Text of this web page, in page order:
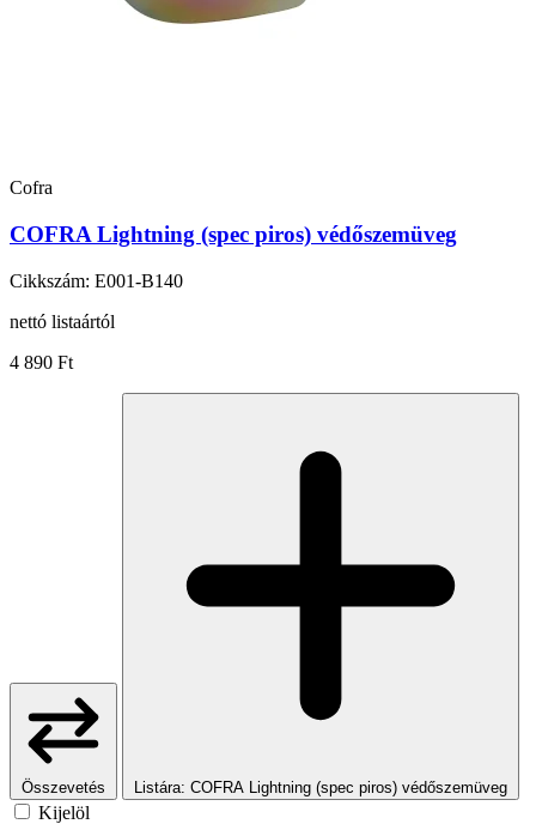
Cofra
COFRA Lightning (spec piros) védőszemüveg
Cikkszám: E001-B140
nettó listaártól
4 890 Ft
Összevetés Listára: COFRA Lightning (spec piros) védőszemüveg
Kijelöl